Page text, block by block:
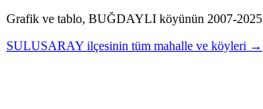
Grafik ve tablo, BUĞDAYLI köyünün 2007-2025
SULUSARAY ilçesinin tüm mahalle ve köyleri →